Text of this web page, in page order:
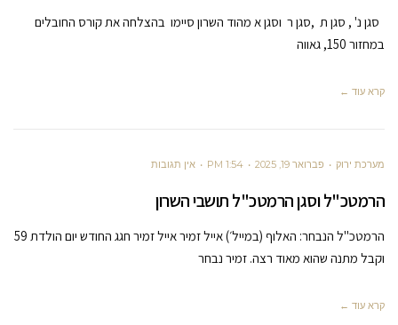
סגן נ' , סגן ת ,סגן ר וסגן א מהוד השרון סיימו בהצלחה את קורס החובלים
במחזור 150, גאווה
קרא עוד ←
מערכת ירוק פברואר 19, 2025 1:54 PM אין תגובות
הרמטכ"ל וסגן הרמטכ"ל תושבי השרון
הרמטכ"ל הנבחר: האלוף (במייל׳) אייל זמיר אייל זמיר חגג החודש יום הולדת 59
וקבל מתנה שהוא מאוד רצה. זמיר נבחר
קרא עוד ←